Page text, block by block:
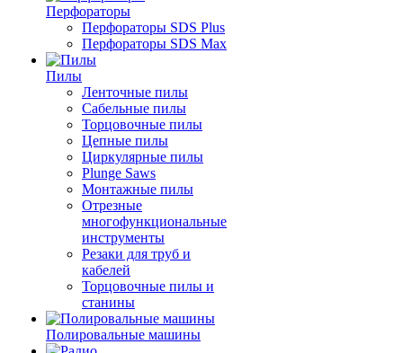
Перфораторы
Перфораторы SDS Plus
Перфораторы SDS Max
Пилы
Ленточные пилы
Сабельные пилы
Торцовочные пилы
Цепные пилы
Циркулярные пилы
Plunge Saws
Монтажные пилы
Отрезные
многофункциональные
инструменты
Резаки для труб и
кабелей
Торцовочные пилы и
станины
Полировальные машины